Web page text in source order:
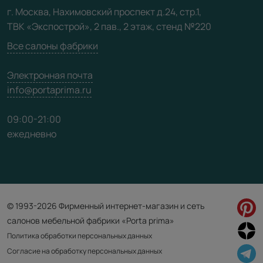
Видео
Карта сайта
г. Москва, Нахимовский проспект д.24, стр.1,
ТВК «Экспострой», 2 пав., 2 этаж, стенд №220
Все салоны фабрики
Электронная почта
info@portaprima.ru
09:00-21:00
ежедневно
© 1993-2026 Фирменный интернет-магазин и сеть
салонов мебельной фабрики «Porta prima»
Политика обработки персональных данных
Согласие на обработку персональных данных